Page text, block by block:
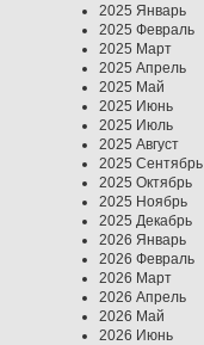
2025 Январь
2025 Февраль
2025 Март
2025 Апрель
2025 Май
2025 Июнь
2025 Июль
2025 Август
2025 Сентябрь
2025 Октябрь
2025 Ноябрь
2025 Декабрь
2026 Январь
2026 Февраль
2026 Март
2026 Апрель
2026 Май
2026 Июнь